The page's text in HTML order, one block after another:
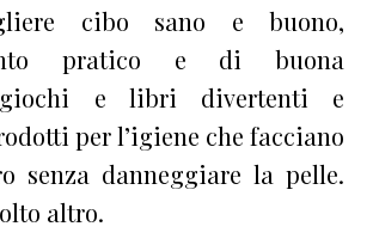
cibo sano e buono,
pratico e di buona
e libri divertenti e
per l’igiene che facciano
senza danneggiare la pelle.
altro.